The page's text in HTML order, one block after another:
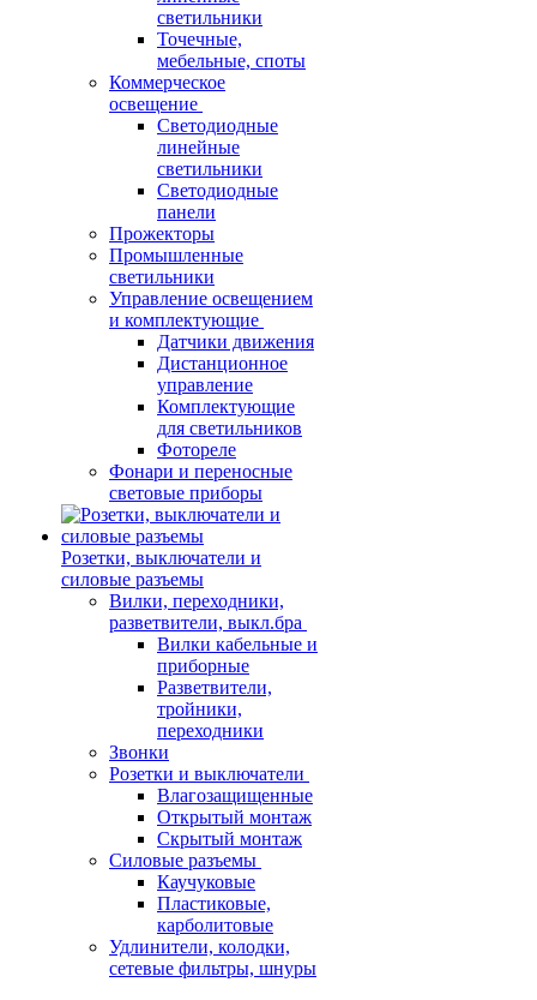
светильники
Точечные,
мебельные, споты
Коммерческое
освещение
Светодиодные
линейные
светильники
Светодиодные
панели
Прожекторы
Промышленные
светильники
Управление освещением
и комплектующие
Датчики движения
Дистанционное
управление
Комплектующие
для светильников
Фотореле
Фонари и переносные
световые приборы
Розетки, выключатели и
силовые разъемы
Вилки, переходники,
разветвители, выкл.бра
Вилки кабельные и
приборные
Разветвители,
тройники,
переходники
Звонки
Розетки и выключатели
Влагозащищенные
Открытый монтаж
Скрытый монтаж
Силовые разъемы
Каучуковые
Пластиковые,
карболитовые
Удлинители, колодки,
сетевые фильтры, шнуры